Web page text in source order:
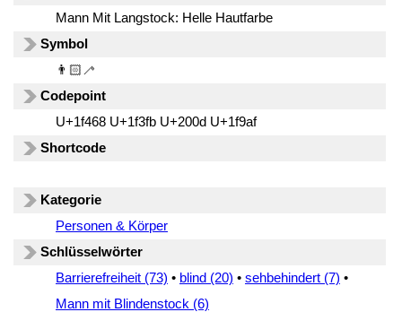
Mann Mit Langstock: Helle Hautfarbe
Symbol
👨🏻‍🦯
Codepoint
U+1f468 U+1f3fb U+200d U+1f9af
Shortcode
Kategorie
Personen & Körper
Schlüsselwörter
Barrierefreiheit (73) • blind (20) • sehbehindert (7) •
Mann mit Blindenstock (6)